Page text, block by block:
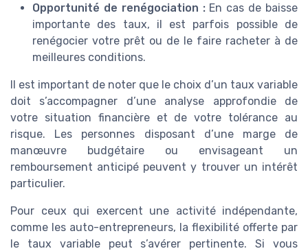
Opportunité de renégociation :En cas de baisse
importante des taux, il est parfois possible de
renégocier votre prêt ou de le faire racheter à de
meilleures conditions.
Il est important de noter que le choix d’un taux variable
doit s’accompagner d’une analyse approfondie de
votre situation financière et de votre tolérance au
risque. Les personnes disposant d’une marge de
manœuvre budgétaire ou envisageant un
remboursement anticipé peuvent y trouver un intérêt
particulier.
Pour ceux qui exercent une activité indépendante,
comme les auto-entrepreneurs, la flexibilité offerte par
le taux variable peut s’avérer pertinente. Si vous